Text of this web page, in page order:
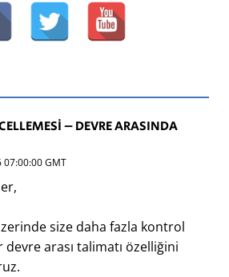
– DEVRE ARASINDA
07:00:00 GMT
size daha fazla kontrol
arası talimatı özelliğini